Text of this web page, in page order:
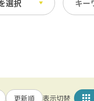
選択
・タワー
更新順 表示切替